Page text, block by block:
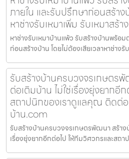
ภายใน และรับปรึกษาก่อนสร้าง
หาช่างรับเหมาเพิ่ม รับเหมาสร้
หาช่างรับเหมาบ้านแพ้ว รับสร้างบ้านพร้อ
ก่อนสร้างบ้าน โดยไม่ต้องเสียเวลาหาช่างรั
รับสร้างบ้านครบวงจรเกษตร
ต่อเติมบ้าน ไม่ใช่เรื่องยุ่งยากอี
สถาปนิกของเราดูแลคุณ ติดต่อ
บ้าน.com
รับสร้างบ้านครบวงจรเกษตรพัฒนา สร้าง
เรื่องยุ่งยากอีกต่อไป ให้ทีมวิศวกรและสถา